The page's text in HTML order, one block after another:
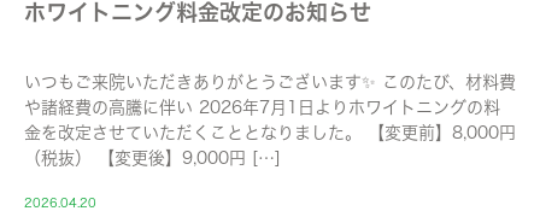
ホワイトニング料金改定のお知らせ
いつもご来院いただきありがとうございます✨️ このたび、材料費
や諸経費の高騰に伴い 2026年7月1日よりホワイトニングの料
金を改定させていただくこととなりました。 【変更前】8,000円
（税抜） 【変更後】9,000円 […]
2026.04.20